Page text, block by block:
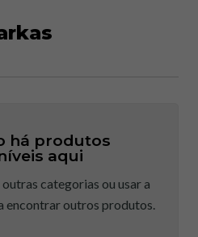
há produtos
aqui
categorias ou usar a
encontrar outros produtos.